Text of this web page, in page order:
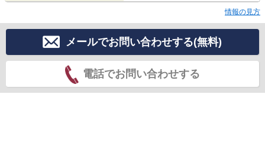
情報の見方
メールでお問い合わせする(無料)
電話でお問い合わせする